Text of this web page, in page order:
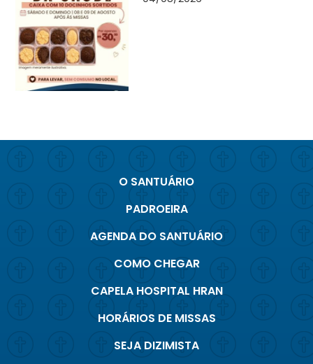
O SANTUÁRIO
PADROEIRA
AGENDA DO SANTUÁRIO
COMO CHEGAR
CAPELA HOSPITAL HRAN
HORÁRIOS DE MISSAS
SEJA DIZIMISTA